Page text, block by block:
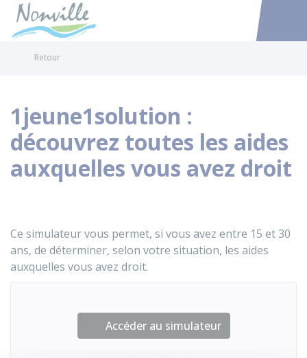
Accéder
Retour
1jeune1solution :
découvrez toutes les aides
auxquelles vous avez droit
Ce simulateur vous permet, si vous avez entre 15 et 30
ans, de déterminer, selon votre situation, les aides
auxquelles vous avez droit.
Accéder au simulateur